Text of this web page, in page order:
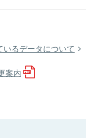
るデータについて
案内